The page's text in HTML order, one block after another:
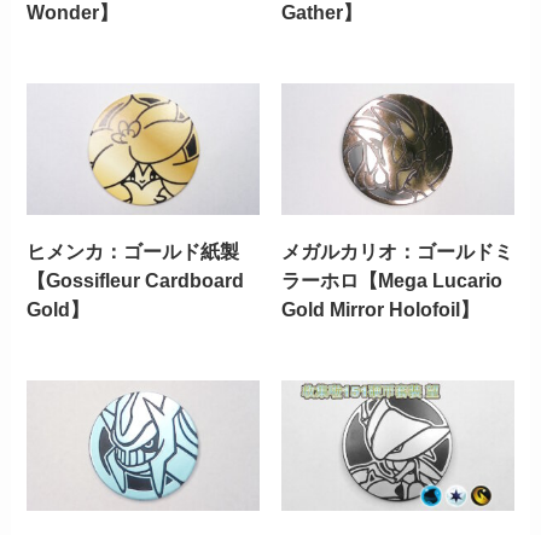
Wonder】
Gather】
ヒメンカ：ゴールド紙製
【Gossifleur Cardboard
Gold】
メガルカリオ：ゴールドミ
ラーホロ【Mega Lucario
Gold Mirror Holofoil】